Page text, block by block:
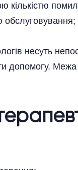
кількістю
несуть
допомогу. Межа